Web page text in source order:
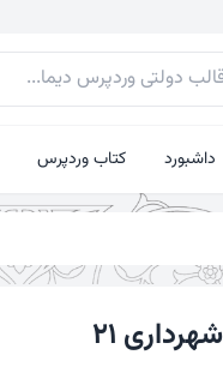
داشبورد کتاب وردپرس
شهرداری ۲۱